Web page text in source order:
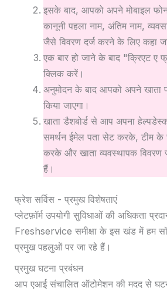
इसके बाद, आपको अपने मोबाइल
कानूनी पहला नाम, अंतिम नाम,
जैसे विवरण दर्ज करने के लिए कहा
एक बार हो जाने के बाद "क्रिएट ए
क्लिक करें।
अनुमोदन के बाद आपको अपने खाता
किया जाएगा।
खाता डैशबोर्ड से आप अपना
समर्थन ईमेल पता सेट करके, टीम के
करके और खाता व्यवस्थापक
हैं।
फ्रेश सर्विस - प्रमुख विशेषताएं
प्लेटफ़ॉर्म उपयोगी सुविधाओं की अधिकता
Freshservice समीक्षा के इस खंड में हम
प्रमुख पहलुओं पर जा रहे हैं।
प्रमुख घटना प्रबंधन
आप एआई संचालित ऑटोमेशन की मदद से